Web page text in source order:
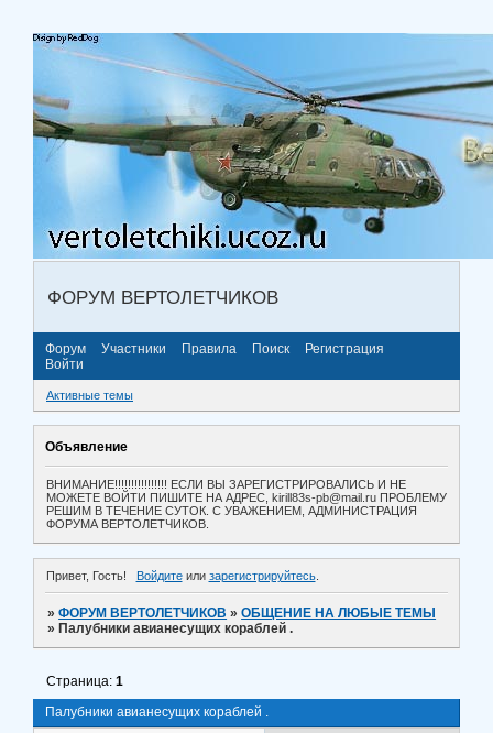
ФОРУМ ВЕРТОЛЕТЧИКОВ
Форум Участники Правила Поиск
Регистрация
Войти
Активные темы
Объявление
ВНИМАНИЕ!!!!!!!!!!!!!!!! ЕСЛИ ВЫ ЗАРЕГИСТРИРОВАЛИСЬ И НЕ
МОЖЕТЕ ВОЙТИ ПИШИТЕ НА АДРЕС, kirill83s-pb@mail.ru ПРОБЛЕМУ
РЕШИМ В ТЕЧЕНИЕ СУТОК. С УВАЖЕНИЕМ, АДМИНИСТРАЦИЯ
ФОРУМА ВЕРТОЛЕТЧИКОВ.
Привет, Гость! Войдитеили зарегистрируйтесь.
»ФОРУМ ВЕРТОЛЕТЧИКОВ »ОБЩЕНИЕ НА ЛЮБЫЕ ТЕМЫ
» Палубники авианесущих кораблей .
Палубники авианесущих кораблей .
Страница:1